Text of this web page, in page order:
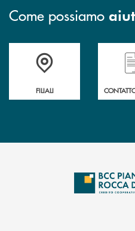
Come possiamo
Trova la filiale più vicina a te
FILIALI
Hai